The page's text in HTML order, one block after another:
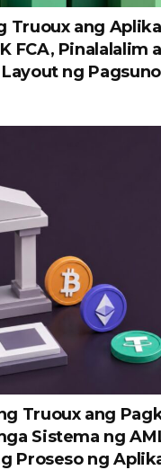
Truoux ang
FCA, Pinalalalim
ng
Truoux ang
Sistema ng
Proseso ng